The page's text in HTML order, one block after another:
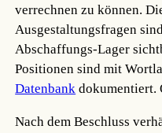
verrechnen zu können.
Ausgestaltungsfragen
Abschaffungs-Lager
Positionen sind mit
Datenbank dokumentiert.
Nach dem Beschluss